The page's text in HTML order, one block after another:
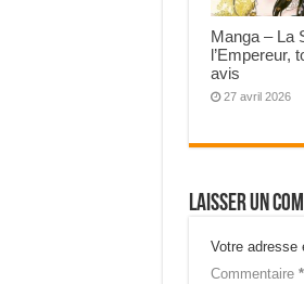
Manga – La
l’Empereur,
avis
27 avril 2026
Laisser un
Votre adresse
Commentaire *